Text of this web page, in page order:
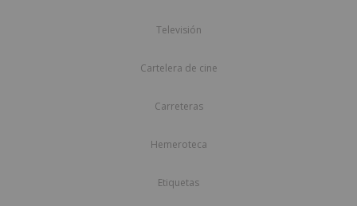
Televisión
Cartelera de cine
Carreteras
Hemeroteca
Etiquetas